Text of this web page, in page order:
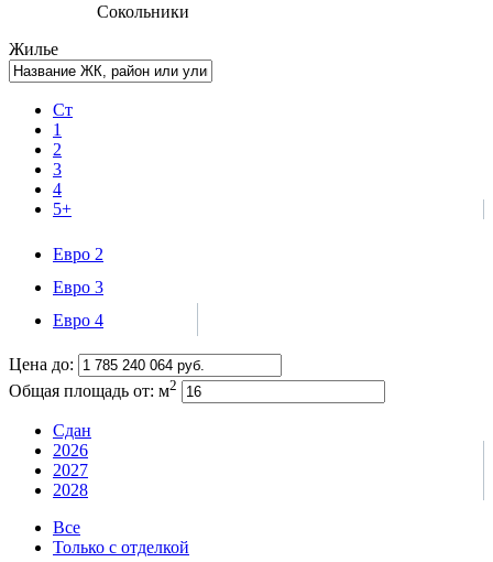
Сокольники
Жилье
Ст
1
2
3
4
5+
Евро 2
Евро 3
Евро 4
Цена до:
Общая площадь от: м2
Сдан
2026
2027
2028
Все
Только с отделкой